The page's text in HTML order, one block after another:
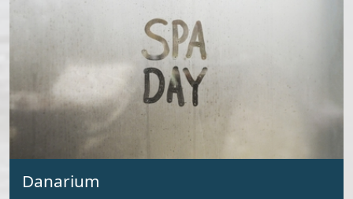
Danarium